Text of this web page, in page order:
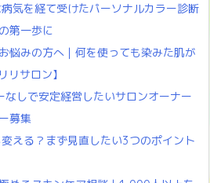
気を経て受けたパーソナルカラー診断
第一歩に
悩みの方へ｜何を使っても染みた肌が
リサロン】
なしで安定経営したいサロンオーナー
募集
える？まず見直したい3つのポイント